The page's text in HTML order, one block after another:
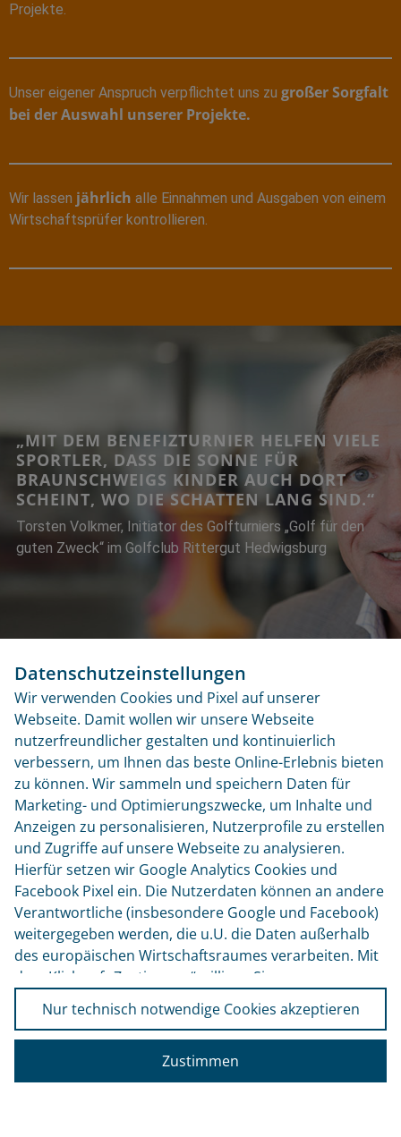
Projekte.
Unser eigener Anspruch verpflichtet uns zu großer Sorgfalt
bei der Auswahl unserer Projekte.
Wir lassen jährlich alle Einnahmen und Ausgaben von einem
Wirtschaftsprüfer kontrollieren.
„MIT DEM BENEFIZTURNIER HELFEN VIELE
SPORTLER, DASS DIE SONNE FÜR
BRAUNSCHWEIGS KINDER AUCH DORT
SCHEINT, WO DIE SCHATTEN LANG SIND.“
Torsten Volkmer, Initiator des Golfturniers „Golf für den
guten Zweck“ im Golfclub Rittergut Hedwigsburg
TELEFON +49 171 886 8751
Unternehmensseite
email: info@www.skibs.de
STIFTUNG – UNSERE KINDER IN
BRAUNSCHWEIG
c/o Volkswagen Financial Services AG
Gifhorner Straße 57
© Stiftung – Unsere Kinder in Braunschweig
Impressum
Datenschutzeinstellungen
Wir verwenden Cookies und Pixel auf unserer
Webseite. Damit wollen wir unsere Webseite
nutzerfreundlicher gestalten und kontinuierlich
verbessern, um Ihnen das beste Online-Erlebnis bieten
zu können. Wir sammeln und speichern Daten für
Marketing- und Optimierungszwecke, um Inhalte und
Anzeigen zu personalisieren, Nutzerprofile zu erstellen
und Zugriffe auf unsere Webseite zu analysieren.
Hierfür setzen wir Google Analytics Cookies und
Facebook Pixel ein. Die Nutzerdaten können an andere
Verantwortliche (insbesondere Google und Facebook)
weitergegeben werden, die u.U. die Daten außerhalb
des europäischen Wirtschaftsraumes verarbeiten. Mit
dem Klick auf „Zustimmen“ willigen Sie zur
Datenverarbeitung durch alle Cookies und Pixel für die
oben genannten Zwecke ein. Die Einwilligung ist
freiwillig und kann jederzeit mittels der Cookie-
Einstellungen widerrufen bzw. angepasst werden.
Weitere Informationen dazu und zur
Nur technisch notwendige Cookies akzeptieren
Zustimmen